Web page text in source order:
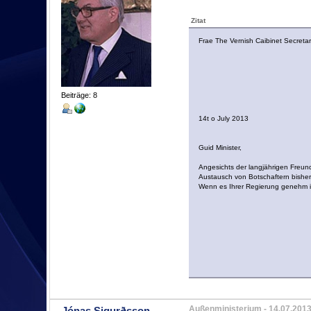
Beiträge: 8
Zitat
Frae The Vernish Caibinet
14t o July 2013
Guid Minister,
Angesichts der langjährigen
Austausch von Botschaftern
Wenn es Ihrer Regierung